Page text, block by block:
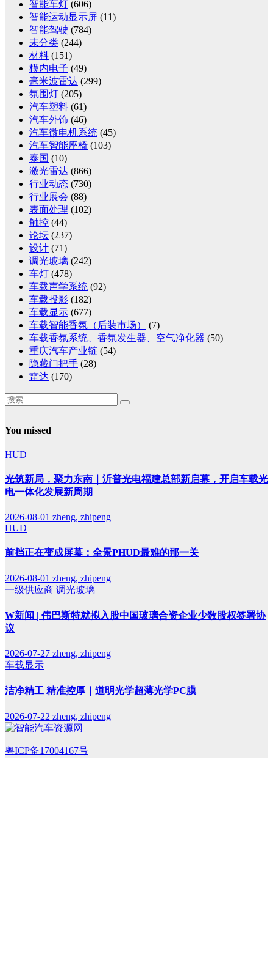
智能车灯 (606)
智能运动显示屏 (11)
智能驾驶 (784)
未分类 (244)
材料 (151)
模内电子 (49)
毫米波雷达 (299)
氛围灯 (205)
汽车塑料 (61)
汽车外饰 (46)
汽车微电机系统 (45)
汽车智能座椅 (103)
泰国 (10)
激光雷达 (866)
行业动态 (730)
行业展会 (88)
表面处理 (102)
触控 (44)
论坛 (237)
设计 (71)
调光玻璃 (242)
车灯 (478)
车载声学系统 (92)
车载投影 (182)
车载显示 (677)
车载智能香氛（后装市场）
(7)
车载香氛系统、香氛发生器、空气净化器 (50)
重庆汽车产业链 (54)
隐藏门把手 (28)
雷达 (170)
You missed
HUD
光筑新局，聚力东南｜沂普光电福建总部新启幕，开启车载光
电一体化发展新周期
2026-08-01 zheng, zhipeng
HUD
前挡正在变成屏幕：全景PHUD最难的那一关
2026-08-01 zheng, zhipeng
一级供应商 调光玻璃
W新闻 | 伟巴斯特就拟入股中国玻璃合资企业少数股权签署协
议
2026-07-27 zheng, zhipeng
车载显示
洁净精工 精准控厚｜道明光学超薄光学PC膜
2026-07-22 zheng, zhipeng
粤ICP备17004167号